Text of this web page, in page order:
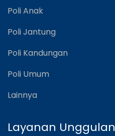
Poli Anak
Poli Jantung
Poli Kandungan
Poli Umum
Lainnya
Layanan Unggulan